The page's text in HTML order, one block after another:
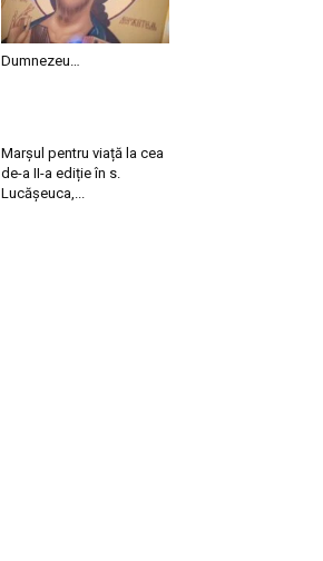
Dumnezeu…
Marșul pentru viață la cea
de-a II-a ediție în s.
Lucășeuca,...